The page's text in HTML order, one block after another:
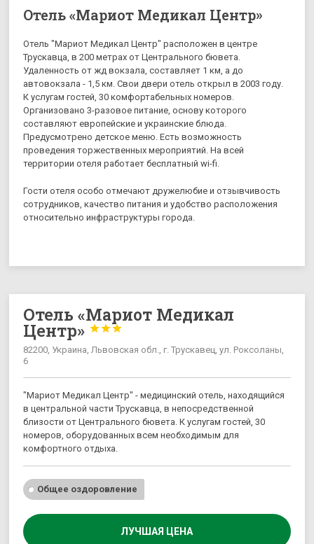
Отель «Мариот Медикал Центр»
Отель "Мариот Медикал Центр" расположен в центре
Трускавца, в 200 метрах от Центрального бювета.
Удаленность от жд вокзала, составляет 1 км, а до
автовокзала - 1,5 км. Свои двери отель открыл в 2003 году.
К услугам гостей, 30 комфортабельных номеров.
Организовано 3-разовое питание, основу которого
составляют европейские и украинские блюда.
Предусмотрено детское меню. Есть возможность
проведения торжественных мероприятий. На всей
территории отеля работает бесплатный wi-fi.
Гости отеля особо отмечают дружелюбие и отзывчивость
сотрудников, качество питания и удобство расположения
относительно инфраструктуры города.
Отель «Мариот Медикал
Центр» 


82200, Украина, Львовская обл., г. Трускавец, ул. Роксоланы,
6
"Мариот Медикал Центр" - медицинский отель, находящийся
в центральной части Трускавца, в непосредственной
близости от Центрального бювета. К услугам гостей, 30
номеров, оборудованных всем необходимым для
комфортного отдыха.
Общее оздоровление
ЛУЧШАЯ ЦЕНА